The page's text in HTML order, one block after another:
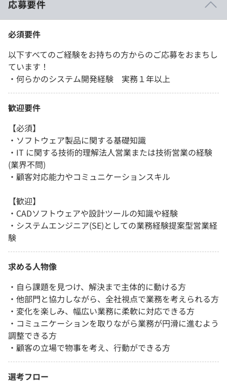
応募要件
必須要件
以下すべてのご経験をお持ちの方からのご応募をおまちし
ています！
・何らかのシステム開発経験 実務１年以上
歓迎要件
【必須】
・ソフトウェア製品に関する基礎知識
・IT に関する技術的理解法人営業または技術営業の経験
(業界不問)
・顧客対応能力やコミュニケーションスキル
【歓迎】
・CADソフトウェアや設計ツールの知識や経験
・システムエンジニア(SE)としての業務経験提案型営業経
験
求める人物像
・自ら課題を見つけ、解決まで主体的に動ける方
・他部門と協力しながら、全社視点で業務を考えられる方
・変化を楽しみ、幅広い業務に柔軟に対応できる方
・コミュニケーションを取りながら業務が円滑に進むよう
調整できる方
・顧客の立場で物事を考え、行動ができる方
選考フロー